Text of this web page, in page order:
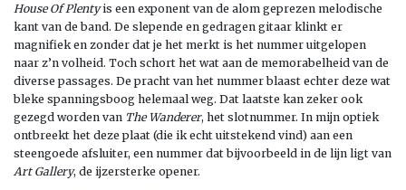
House Of Plentyis een exponent van de alom geprezen melodische
kant van de band. De slepende en gedragen gitaar klinkt er
magnifiek en zonder dat je het merkt is het nummer uitgelopen
naar z’n volheid. Toch schort het wat aan de memorabelheid van de
diverse passages. De pracht van het nummer blaast echter deze wat
bleke spanningsboog helemaal weg. Dat laatste kan zeker ook
gezegd worden van The Wanderer, het slotnummer. In mijn optiek
ontbreekt het deze plaat (die ik echt uitstekend vind) aan een
steengoede afsluiter, een nummer dat bijvoorbeeld in de lijn ligt van
Art Gallery, de ijzersterke opener.